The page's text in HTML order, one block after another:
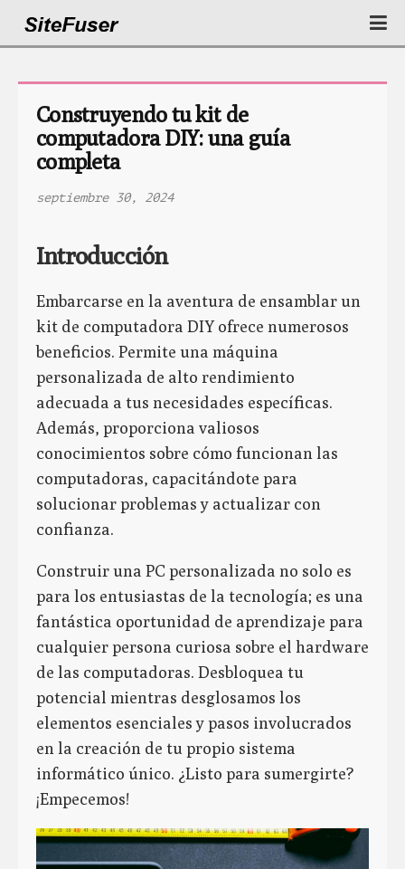
Construyendo tu kit de
computadora DIY: una guía
completa
septiembre 30, 2024
Introducción
Embarcarse en la aventura de ensamblar un
kit de computadora DIY ofrece numerosos
beneficios. Permite una máquina
personalizada de alto rendimiento
adecuada a tus necesidades específicas.
Además, proporciona valiosos
conocimientos sobre cómo funcionan las
computadoras, capacitándote para
solucionar problemas y actualizar con
confianza.
Construir una PC personalizada no solo es
para los entusiastas de la tecnología; es una
fantástica oportunidad de aprendizaje para
cualquier persona curiosa sobre el hardware
de las computadoras. Desbloquea tu
potencial mientras desglosamos los
elementos esenciales y pasos involucrados
en la creación de tu propio sistema
informático único. ¿Listo para sumergirte?
¡Empecemos!